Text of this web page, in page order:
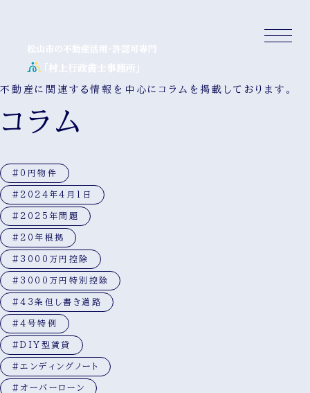
不動産に関連する情報を中心にコラムを掲載しております。
コラム
#0円物件
#2024年4月1日
#2025年問題
#20年根拠
#3000万円控除
#3000万円特別控除
#43条但し書き道路
#4号特例
#DIY型賃貸
#エンディングノート
#オーバーローン